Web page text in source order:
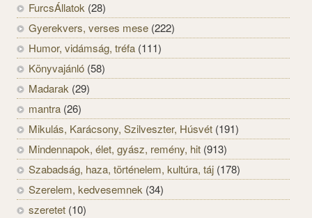
FurcsÁllatok (28)
Gyerekvers, verses mese (222)
Humor, vidámság, tréfa (111)
Könyvajánló (58)
Madarak (29)
mantra (26)
Mikulás, Karácsony, Szilveszter, Húsvét (191)
Mindennapok, élet, gyász, remény, hit (913)
Szabadság, haza, történelem, kultúra, táj (178)
Szerelem, kedvesemnek (34)
szeretet (10)